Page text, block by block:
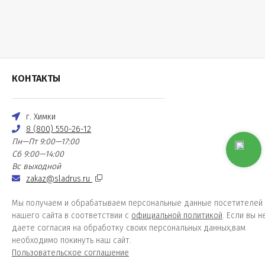
КОНТАКТЫ
г. Химки
8 (800) 550-26-12
Пн—Пт 9:00—17:00
Сб 9:00—14:00
Вс выходной
zakaz@sladrus.ru
Мы получаем и обрабатываем персональные данные посетителей
нашего сайта в соответствии с официальной политикой. Если вы
даете согласия на обработку своих персональных данных,вам
необходимо покинуть наш сайт.
Пользовательское соглашение